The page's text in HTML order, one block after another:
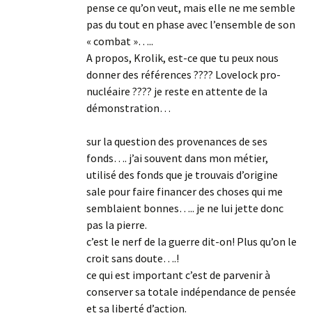
pense ce qu’on veut, mais elle ne me semble
pas du tout en phase avec l’ensemble de son
« combat »…..
A propos, Krolik, est-ce que tu peux nous
donner des références ???? Lovelock pro-
nucléaire ???? je reste en attente de la
démonstration…
sur la question des provenances de ses
fonds…. j’ai souvent dans mon métier,
utilisé des fonds que je trouvais d’origine
sale pour faire financer des choses qui me
semblaient bonnes….. je ne lui jette donc
pas la pierre.
c’est le nerf de la guerre dit-on! Plus qu’on le
croit sans doute….!
ce qui est important c’est de parvenir à
conserver sa totale indépendance de pensée
et sa liberté d’action.